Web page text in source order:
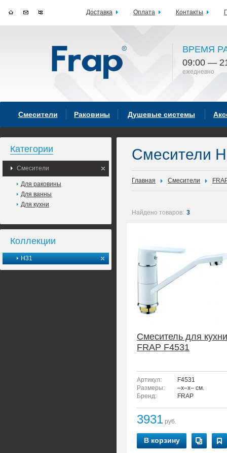
ВРЕМЯ
09:00 —
ежедневно
Смесители Раковины Душевые системы
Категории
Смесители
Для раковины
Для ванны
Для кухни
Коллекции
H31
Смесители
Главная Смесители
Найдено товаров: 3
Смеситель для кухни
FRAP F4531
Артикул:
F4531
Размеры:
–x–x– см.
Бренд:
FRAP
3931 руб.
В корзину
Доставка Оплата Контакты